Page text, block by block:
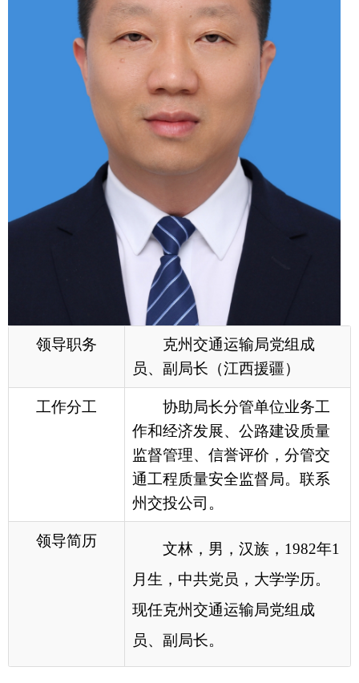
克州交通运输局党组成
员、副局长（江西援疆）
协助局长分管单位业务工
作和经济发展、公路建设质量
监督管理、信誉评价，分管交
州交投公司。
领导简历 文林，男，汉族，1982年1
月生，中共党员，大学学历。
现任克州交通运输局党组成
员、副局长。
媒体
区政府部门
国家部委局